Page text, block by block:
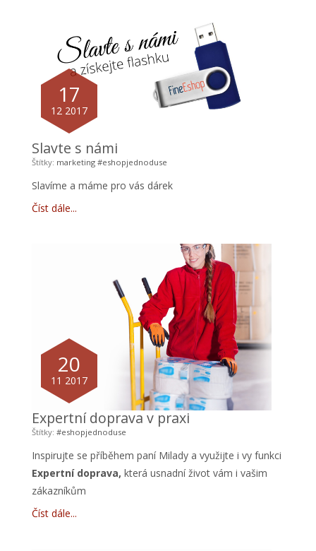
17
12 2017
Slavte s námi
Štítky: marketing #eshopjednoduse
Slavíme a máme pro vás dárek
Číst dále
20
11 2017
Expertní doprava v praxi
Štítky: #eshopjednoduse
Inspirujte se příběhem paní Milady a využijte i vy funkci
Expertní doprava, která usnadní život vám i vašim
zákazníkům
Číst dále